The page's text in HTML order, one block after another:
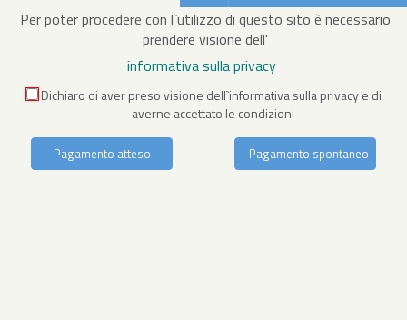
Per poter procedere con l`utilizzo di questo sito è necessario
prendere visione dell'
informativa sulla privacy
Dichiaro di aver preso visione dell`informativa sulla privacy e di
averne accettato le condizioni